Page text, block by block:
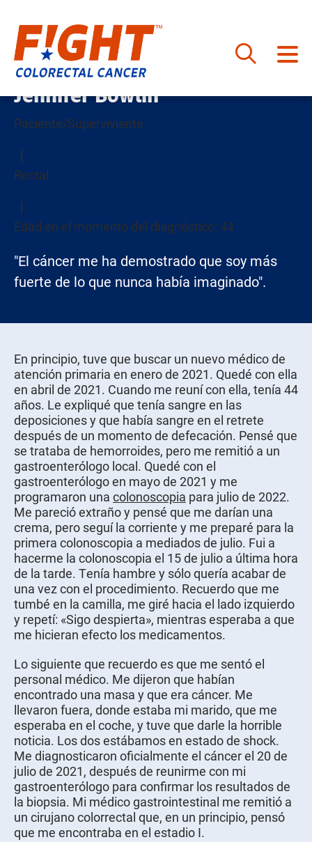
Saltar
al Jennifer Bowlin
Paciente/Superviviente
Rectal
Edad en el momento del diagnóstico: 44
"El cáncer me ha demostrado que soy más
fuerte de lo que nunca había imaginado".
En principio, tuve que buscar un nuevo médico de
atención primaria en enero de 2021. Quedé con ella
en abril de 2021. Cuando me reuní con ella, tenía 44
años. Le expliqué que tenía sangre en las
deposiciones y que había sangre en el retrete
después de un momento de defecación. Pensé que
se trataba de hemorroides, pero me remitió a un
gastroenterólogo local. Quedé con el
gastroenterólogo en mayo de 2021 y me
programaron una colonoscopia para julio de 2022.
Me pareció extraño y pensé que me darían una
crema, pero seguí la corriente y me preparé para la
primera colonoscopia a mediados de julio. Fui a
hacerme la colonoscopia el 15 de julio a última hora
de la tarde. Tenía hambre y sólo quería acabar de
una vez con el procedimiento. Recuerdo que me
tumbé en la camilla, me giré hacia el lado izquierdo
y repetí: «Sigo despierta», mientras esperaba a que
me hicieran efecto los medicamentos.
Lo siguiente que recuerdo es que me sentó el
personal médico. Me dijeron que habían
encontrado una masa y que era cáncer. Me
llevaron fuera, donde estaba mi marido, que me
esperaba en el coche, y tuve que darle la horrible
noticia. Los dos estábamos en estado de shock.
Me diagnosticaron oficialmente el cáncer el 20 de
julio de 2021, después de reunirme con mi
gastroenterólogo para confirmar los resultados de
la biopsia. Mi médico gastrointestinal me remitió a
un cirujano colorrectal que, en un principio, pensó
que me encontraba en el estadio I.